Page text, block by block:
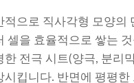
적으로 직사각형 모양의
셀을 효율적으로 쌓는
한 전극 시트(양극, 분리
시킵니다. 반면에 평평